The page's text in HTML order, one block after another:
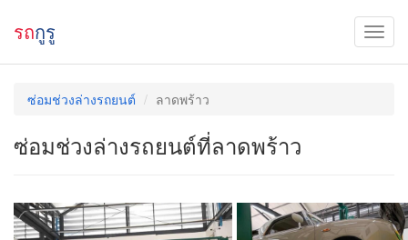
รถกูรู
ซ่อมช่วงล่างรถยนต์ ลาดพร้าว
ซ่อมช่วงล่างรถยนต์ที่ลาดพร้าว